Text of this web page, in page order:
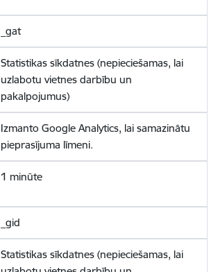
_gat
Statistikas sīkdatnes (nepieciešamas, lai
uzlabotu vietnes darbību un
pakalpojumus)
Izmanto Google Analytics, lai samazinātu
pieprasījuma līmeni.
1 minūte
_gid
Statistikas sīkdatnes (nepieciešamas, lai